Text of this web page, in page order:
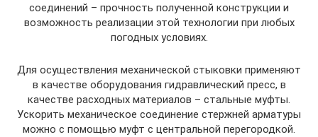
соединений – прочность полученной конструкции и
возможность реализации этой технологии при любых
погодных условиях.
Для осуществления механической стыковки применяют
в качестве оборудования гидравлический пресс, в
качестве расходных материалов – стальные муфты.
Ускорить механическое соединение стержней арматуры
можно с помощью муфт с центральной перегородкой.